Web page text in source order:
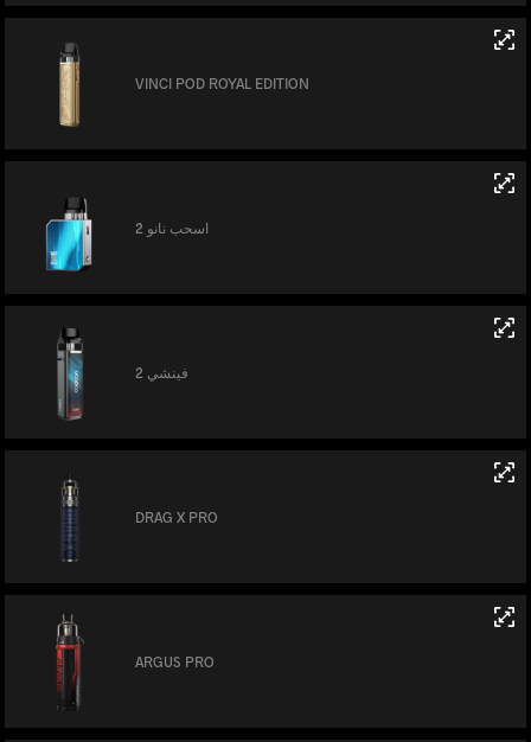
VINCI POD ROYAL EDITION
اسحب نانو 2
فينشي 2
DRAG X PRO
ARGUS PRO